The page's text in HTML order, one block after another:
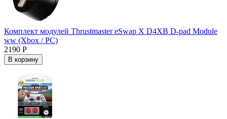
Комплект модулей Thrustmaster eSwap X D4XB D-pad Module
ww (Xbox / PC)
2190 Р
В корзину